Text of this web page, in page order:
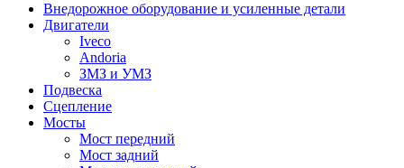
Внедорожное оборудование и усиленные детали
Двигатели
Iveco
Andoria
ЗМЗ и УМЗ
Подвеска
Сцепление
Мосты
Мост передний
Мост задний